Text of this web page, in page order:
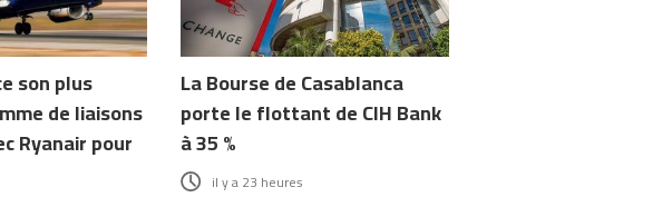
son plus
de liaisons
Ryanair pour
La Bourse de Casablanca
porte le flottant de CIH Bank
à 35 %
il y a 23 heures